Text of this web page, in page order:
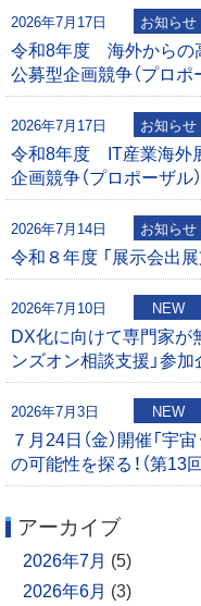
7
0
ー
シ
ョ
ン
2026年7月17日 お知らせ
令和8年度 海外からの
公募型企画競争（プロポ
2026年7月17日 お知らせ
令和8年度 IT産業海外
企画競争（プロポーザル
2026年7月14日 お知らせ
令和８年度 「展示会出
2026年7月10日 NEW
DX化に向けて専門家が
ンズオン相談支援」参加
2026年7月3日 NEW
７月24日（金）開催「
の可能性を探る！（第13
アーカイブ
2026年7月 (5)
2026年6月 (3)